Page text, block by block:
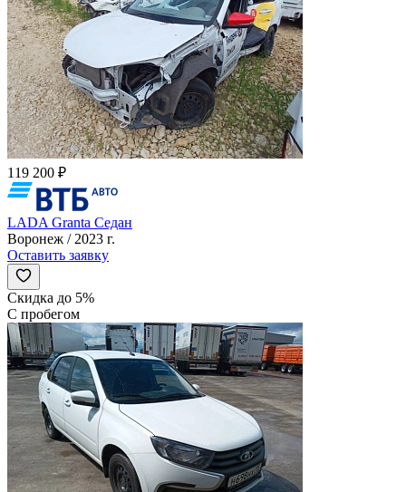
119 200 ₽
LADA Granta Седан
Воронеж / 2023 г.
Оставить заявку
Скидка до 5%
С пробегом